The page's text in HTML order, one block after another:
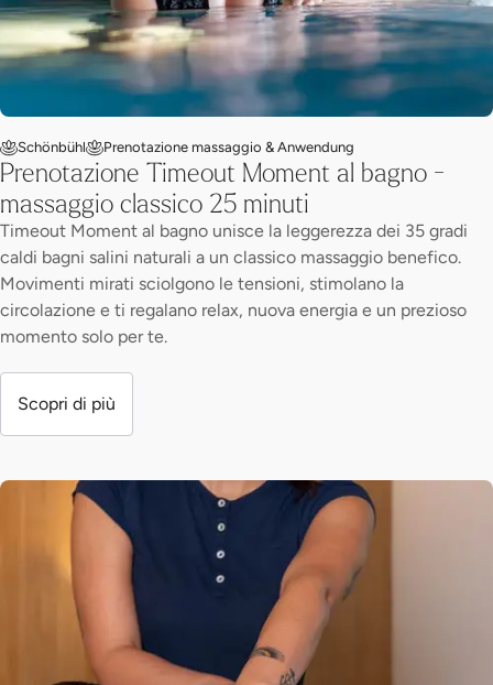
Schönbühl Prenotazione massaggio & Anwendung
Prenotazione Timeout Moment al bagno -
massaggio classico 25 minuti
Timeout Moment al bagno unisce la leggerezza dei 35 gradi
caldi bagni salini naturali a un classico massaggio benefico.
Movimenti mirati sciolgono le tensioni, stimolano la
circolazione e ti regalano relax, nuova energia e un prezioso
momento solo per te.
Scopri di più